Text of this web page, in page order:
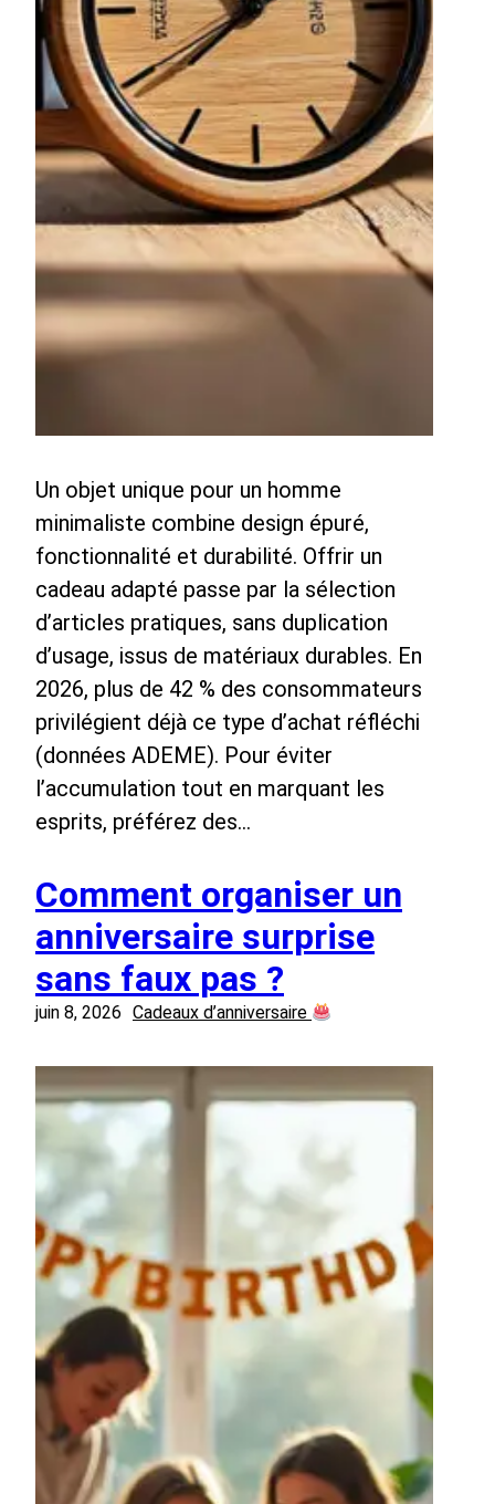
Un objet unique pour un homme
minimaliste combine design épuré,
fonctionnalité et durabilité. Offrir un
cadeau adapté passe par la sélection
d’articles pratiques, sans duplication
d’usage, issus de matériaux durables. En
2026, plus de 42 % des consommateurs
privilégient déjà ce type d’achat réfléchi
(données ADEME). Pour éviter
l’accumulation tout en marquant les
esprits, préférez des…
Comment organiser un
anniversaire surprise
sans faux pas ?
juin 8, 2026 Cadeaux d’anniversaire